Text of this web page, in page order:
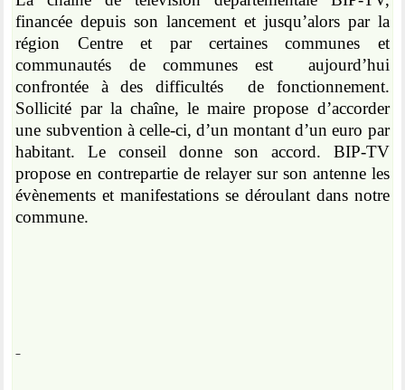
financée depuis son lancement et jusqu’alors par la
région Centre et par certaines communes et
communautés de communes est
aujourd’hui
confrontée à des difficultés
de fonctionnement.
Sollicité par la chaîne, le maire propose d’accorder
une subvention à celle-ci, d’un montant d’un euro par
habitant. Le conseil donne son accord. BIP-TV
propose en contrepartie de relayer sur son antenne les
évènements et manifestations se déroulant dans notre
commune.